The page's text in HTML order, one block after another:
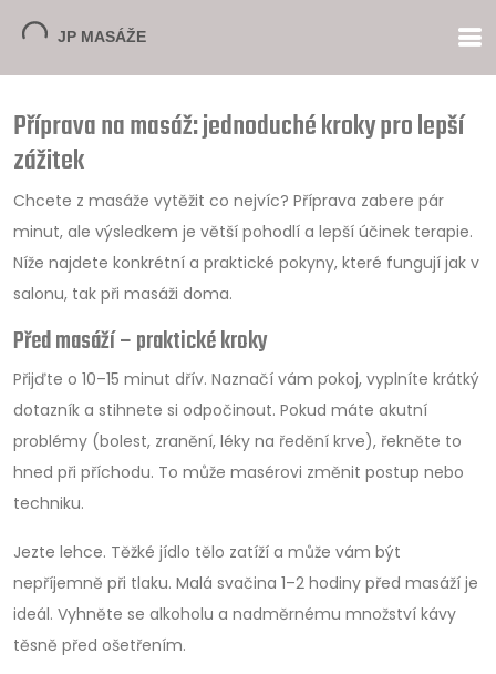
Příprava na masáž: jednoduché kroky pro lepší
zážitek
Chcete z masáže vytěžit co nejvíc? Příprava zabere pár
minut, ale výsledkem je větší pohodlí a lepší účinek terapie.
Níže najdete konkrétní a praktické pokyny, které fungují jak v
salonu, tak při masáži doma.
Před masáží – praktické kroky
Přijďte o 10–15 minut dřív. Naznačí vám pokoj, vyplníte krátký
dotazník a stihnete si odpočinout. Pokud máte akutní
problémy (bolest, zranění, léky na ředění krve), řekněte to
hned při příchodu. To může masérovi změnit postup nebo
techniku.
Jezte lehce. Těžké jídlo tělo zatíží a může vám být
nepříjemně při tlaku. Malá svačina 1–2 hodiny před masáží je
ideál. Vyhněte se alkoholu a nadměrnému množství kávy
těsně před ošetřením.